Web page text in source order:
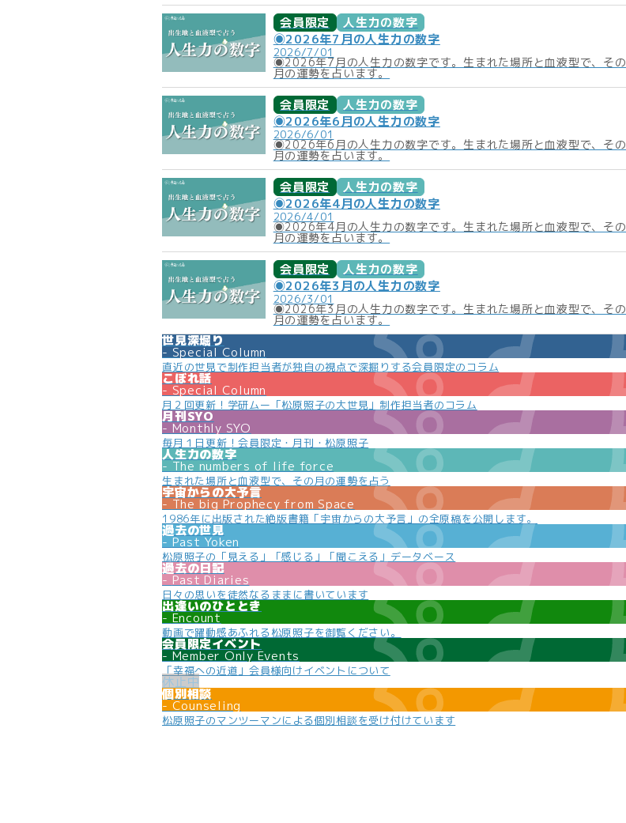
会員限定
人生力の数字
◉2026年7月の人生力の数字
2026/7/01
◉2026年7月の人生力の数字です。生まれた場所と血液型で、その
月の運勢を占います。
会員限定
人生力の数字
◉2026年6月の人生力の数字
2026/6/01
◉2026年6月の人生力の数字です。生まれた場所と血液型で、その
月の運勢を占います。
会員限定
人生力の数字
◉2026年4月の人生力の数字
2026/4/01
◉2026年4月の人生力の数字です。生まれた場所と血液型で、その
月の運勢を占います。
会員限定
人生力の数字
◉2026年3月の人生力の数字
2026/3/01
◉2026年3月の人生力の数字です。生まれた場所と血液型で、その
月の運勢を占います。
世見深堀り
Special Column
直近の世見で制作担当者が独自の視点で深掘りする会員限定のコラム
こぼれ話
Special Column
月２回更新！学研ムー「松原照子の大世見」制作担当者のコラム
月刊SYO
Monthly SYO
毎月１日更新！会員限定・月刊・松原照子
人生力の数字
The numbers of life force
生まれた場所と血液型で、その月の運勢を占う
宇宙からの大予言
The big Prophecy from Space
1986年に出版された絶版書籍「宇宙からの大予言」の全原稿を公開します。
過去の世見
Past Yoken
松原照子の「見える」「感じる」「聞こえる」データベース
過去の日記
Past Diaries
日々の思いを徒然なるままに書いています
出逢いのひととき
Encount
動画で躍動感あふれる松原照子を御覧ください。
会員限定イベント
Member Only Events
「幸福への近道」会員様向けイベントについて
個別相談
Counseling
松原照子のマンツーマンによる個別相談を受け付けています